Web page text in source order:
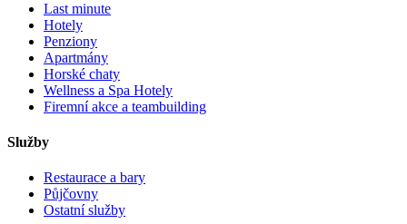
Last minute
Hotely
Penziony
Apartmány
Horské chaty
Wellness a Spa Hotely
Firemní akce a teambuilding
Služby
Restaurace a bary
Půjčovny
Ostatní služby